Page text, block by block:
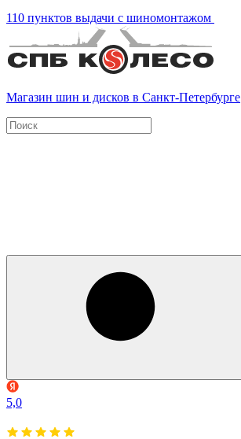
110 пунктов выдачи с шиномонтажом
Магазин шин и дисков в Санкт-Петербурге
5,0